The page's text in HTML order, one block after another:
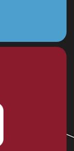
mundo
inglés,
idioma
solo en la